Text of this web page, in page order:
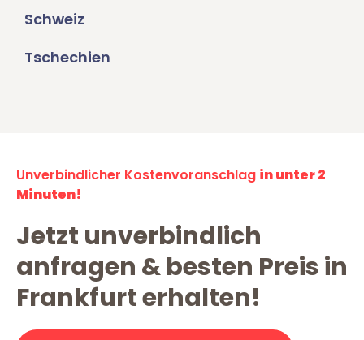
Schweiz
Tschechien
Unverbindlicher Kostenvoranschlag in unter 2
Minuten!
Jetzt unverbindlich
anfragen & besten Preis in
Frankfurt erhalten!